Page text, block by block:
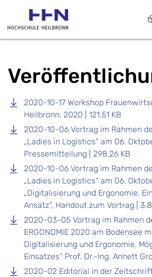
2020-10-17 Workshop
Heilbronn, 2020 | 121.51 KB
2020-10-06 Vortrag im Rahmen
„Ladies in Logistics“ am 06.
Pressemitteilung | 298.26 KB
2020-10-06 Vortrag im Rahmen
„Ladies in Logistics“ am 06.
„Digitalisierung und Ergonomie.
Ansatz“, Handout zum Vortrag |
2020-03-05 Vortrag im Rahmen
ERGONOMIE 2020 am Bodensee
Digitalisierung und Ergonomie.
Einsatzes“ Prof. Dr.-Ing. Annett
2020-02 Editorial in der